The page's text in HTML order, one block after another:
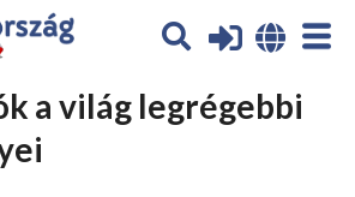
a világ legrégebbi